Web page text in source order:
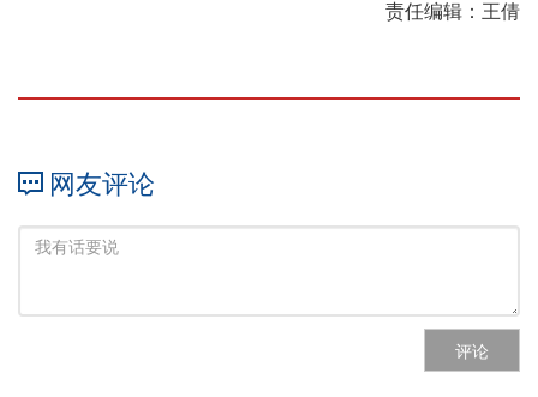
责任编辑：王倩
网友评论
评论